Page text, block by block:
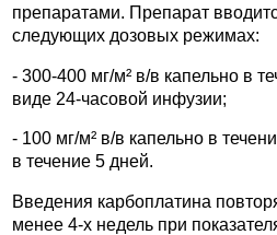
препаратами. Препарат
следующих дозовых режимах:
- 300-400 мг/м² в/в капельно в
виде 24-часовой инфузии;
- 100 мг/м² в/в капельно в
в течение 5 дней.
Введения карбоплатина
менее 4-х недель при